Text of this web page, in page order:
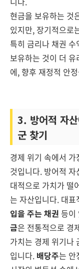
현금을 보유하는 것
있지만, 장기적으로
특히 금리나 채권
보유하는 것이 더
에, 향후 재정적 안
3. 방어적 자
군 찾기
경제 위기 속에서
것입니다. 방어적
대적으로 가치가 떨
는 자산입니다. 대
입을 주는 채권 등이
금은 전통적으로 경
가치는 경제 위기나
입니다. 배당주는 안